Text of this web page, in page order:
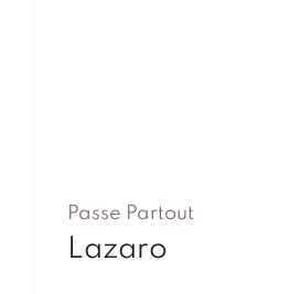
Passe Partout
Lazaro